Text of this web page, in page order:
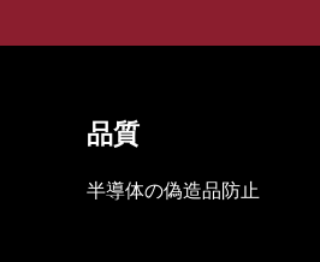
品質
半導体の偽造品防止